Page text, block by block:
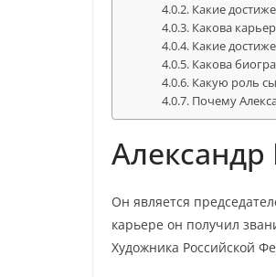
Какие
Какова
Какие
Какова
Какую роль
Почему
Он является
карьере он получил
Художника Российской